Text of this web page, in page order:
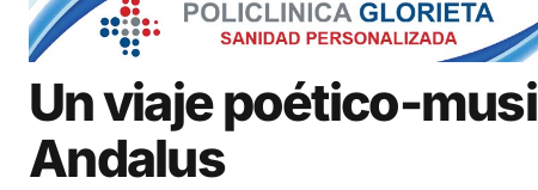
Un viaje poético-
Andalus